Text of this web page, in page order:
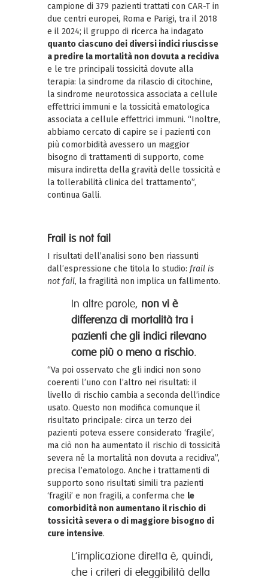
campione di 379 pazienti trattati con CAR-T in
due centri europei, Roma e Parigi, tra il 2018
e il 2024; il gruppo di ricerca ha indagato
quanto ciascuno dei diversi indici riuscisse
a predire la mortalità non dovuta a recidiva
e le tre principali tossicità dovute alla
terapia: la sindrome da rilascio di citochine,
la sindrome neurotossica associata a cellule
effettrici immuni e la tossicità ematologica
associata a cellule effettrici immuni. “Inoltre,
abbiamo cercato di capire se i pazienti con
più comorbidità avessero un maggior
bisogno di trattamenti di supporto, come
misura indiretta della gravità delle tossicità e
la tollerabilità clinica del trattamento”,
continua Galli.
Frail is not fail
I risultati dell’analisi sono ben riassunti
dall’espressione che titola lo studio: frail is
not fail, la fragilità non implica un fallimento.
In altre parole, non vi è
differenza di mortalità tra i
pazienti che gli indici rilevano
come più o meno a rischio.
“Va poi osservato che gli indici non sono
coerenti l’uno con l’altro nei risultati: il
livello di rischio cambia a seconda dell’indice
usato. Questo non modifica comunque il
risultato principale: circa un terzo dei
pazienti poteva essere considerato ‘fragile’,
ma ciò non ha aumentato il rischio di tossicità
severa né la mortalità non dovuta a recidiva”,
precisa l’ematologo. Anche i trattamenti di
supporto sono risultati simili tra pazienti
‘fragili’ e non fragili, a conferma che le
comorbidità non aumentano il rischio di
tossicità severa o di maggiore bisogno di
cure intensive.
L’implicazione diretta è, quindi,
che i criteri di eleggibilità della